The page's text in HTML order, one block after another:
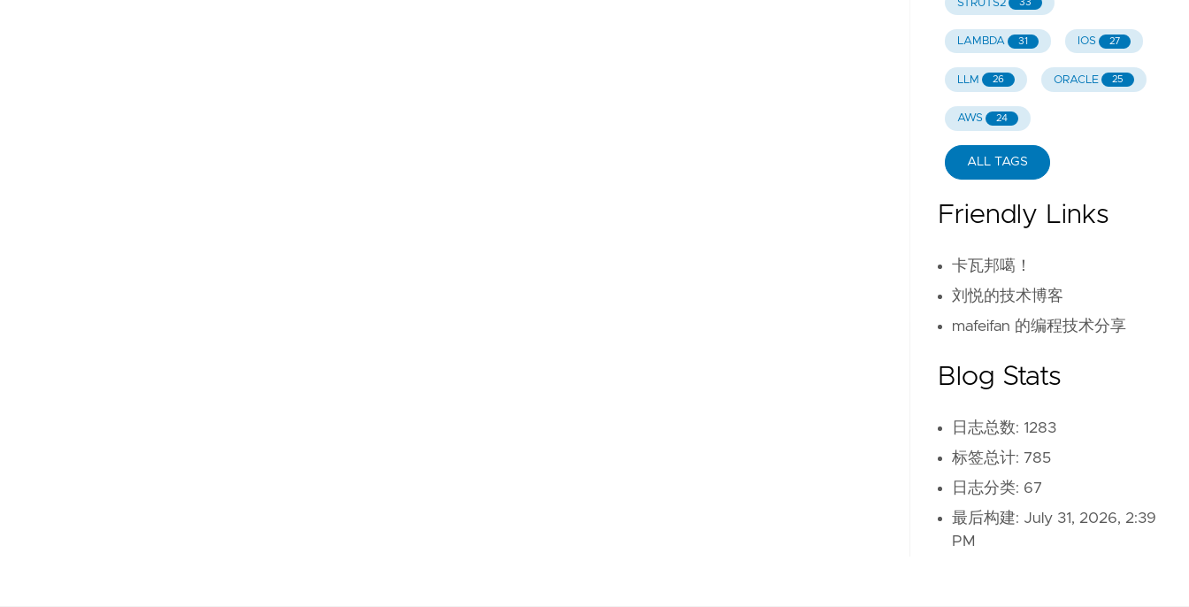
STRUTS2 33
LAMBDA 31 IOS 27
LLM 26 ORACLE 25
AWS 24
ALL TAGS
Friendly Links
卡瓦邦噶！
刘悦的技术博客
mafeifan 的编程技术分享
Blog Stats
日志总数: 1283
标签总计: 785
日志分类: 67
最后构建: July 31, 2026, 2:39
PM